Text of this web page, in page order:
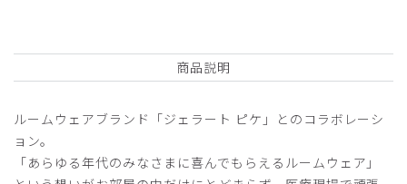
商品説明
ルームウェアブランド「ジェラート ピケ」とのコラボレーシ
ョン。
「あらゆる年代のみなさまに喜んでもらえるルームウェア」